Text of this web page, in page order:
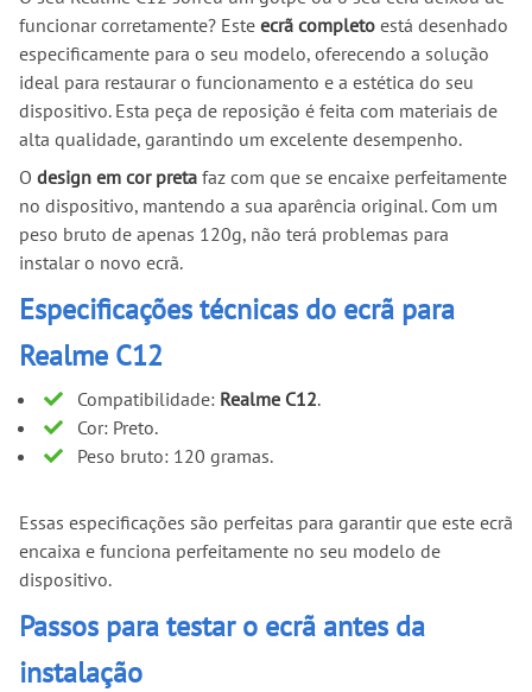
funcionar corretamente? Este ecrã completo está desenhado
especificamente para o seu modelo, oferecendo a solução
ideal para restaurar o funcionamento e a estética do seu
dispositivo. Esta peça de reposição é feita com materiais de
alta qualidade, garantindo um excelente desempenho.
O design em cor preta faz com que se encaixe perfeitamente
no dispositivo, mantendo a sua aparência original. Com um
peso bruto de apenas 120g, não terá problemas para
instalar o novo ecrã.
Especificações técnicas do ecrã para
Realme C12
Compatibilidade: Realme C12.
Cor: Preto.
Peso bruto: 120 gramas.
Essas especificações são perfeitas para garantir que este ecrã
encaixa e funciona perfeitamente no seu modelo de
dispositivo.
Passos para testar o ecrã antes da
instalação